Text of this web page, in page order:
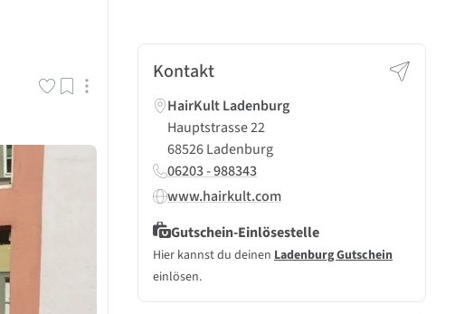
Kontakt
HairKult Ladenburg
Hauptstrasse 22
68526 Ladenburg
06203 - 988343
www.hairkult.com
Gutschein-Einlösestelle
Hier kannst du deinen Ladenburg Gutschein
einlösen.